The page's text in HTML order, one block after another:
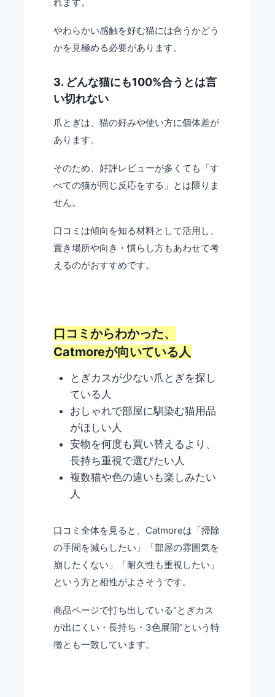
やわらかい感触を好む猫には合うかどう
かを見極める必要があります。
3. どんな猫にも100%合うとは言
い切れない
爪とぎは、猫の好みや使い方に個体差が
あります。
そのため、好評レビューが多くても「す
べての猫が同じ反応をする」とは限りま
せん。
口コミは傾向を知る材料として活用し、
置き場所や向き・慣らし方もあわせて考
えるのがおすすめです。
口コミからわかった、
Catmoreが向いている人
とぎカスが少ない爪とぎを探し
ている人
おしゃれで部屋に馴染む猫用品
がほしい人
安物を何度も買い替えるより、
長持ち重視で選びたい人
複数猫や色の違いも楽しみたい
人
口コミ全体を見ると、Catmoreは「掃除
の手間を減らしたい」「部屋の雰囲気を
崩したくない」「耐久性も重視したい」
という方と相性がよさそうです。
商品ページで打ち出している“とぎカス
が出にくい・長持ち・3色展開”という特
徴とも一致しています。